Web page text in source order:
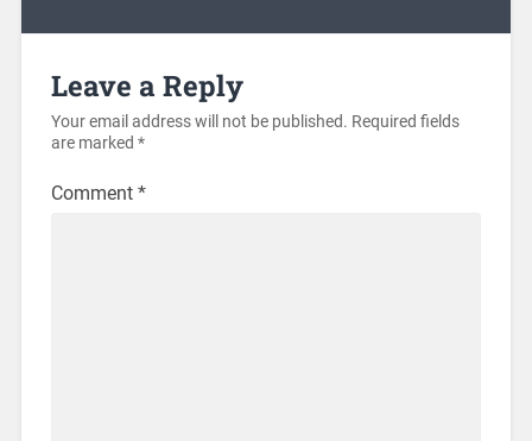
Leave a Reply
Your email address will not be published. Required fields
are marked *
Comment *